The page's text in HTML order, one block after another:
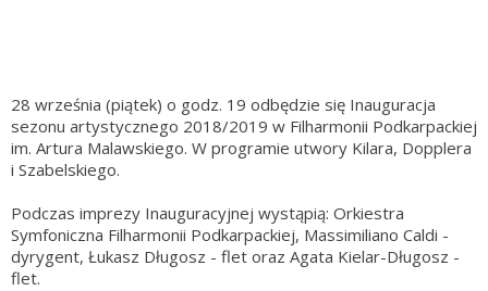
28 września (piątek) o godz. 19 odbędzie się Inauguracja
sezonu artystycznego 2018/2019 w Filharmonii Podkarpackiej
im. Artura Malawskiego. W programie utwory Kilara, Dopplera
i Szabelskiego.
Podczas imprezy Inauguracyjnej wystąpią: Orkiestra
Symfoniczna Filharmonii Podkarpackiej, Massimiliano Caldi -
dyrygent, Łukasz Długosz - flet oraz Agata Kielar-Długosz -
flet.